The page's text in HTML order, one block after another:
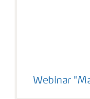
Webinar